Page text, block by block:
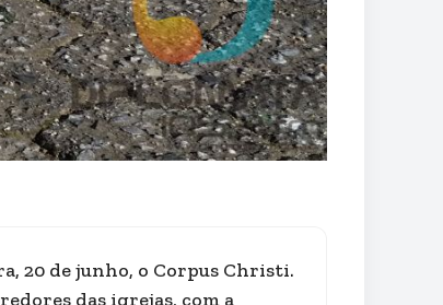
20 de junho, o Corpus Christi.
das igrejas, com a